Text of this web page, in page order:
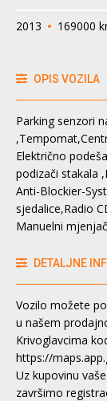
2013 169000
OPIS VOZILA
Parking senzori
Električno
podizači stakala
Anti-Blockier-
sjedalice,Radio
Manuelni
DETALJNE
Vozilo možete
u našem
Krivoglavcima
https://
Uz kupovinu
završimo